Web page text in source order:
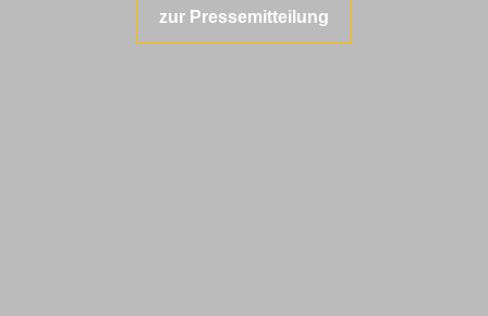
zur Pressemitteilung